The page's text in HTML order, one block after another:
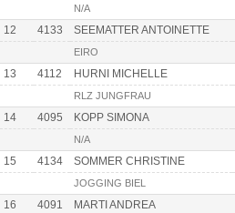
N/A
12 4133 SEEMATTER ANTOINETTE
EIRO
13 4112 HURNI MICHELLE
RLZ JUNGFRAU
14 4095 KOPP SIMONA
N/A
15 4134 SOMMER CHRISTINE
JOGGING BIEL
16 4091 MARTI ANDREA